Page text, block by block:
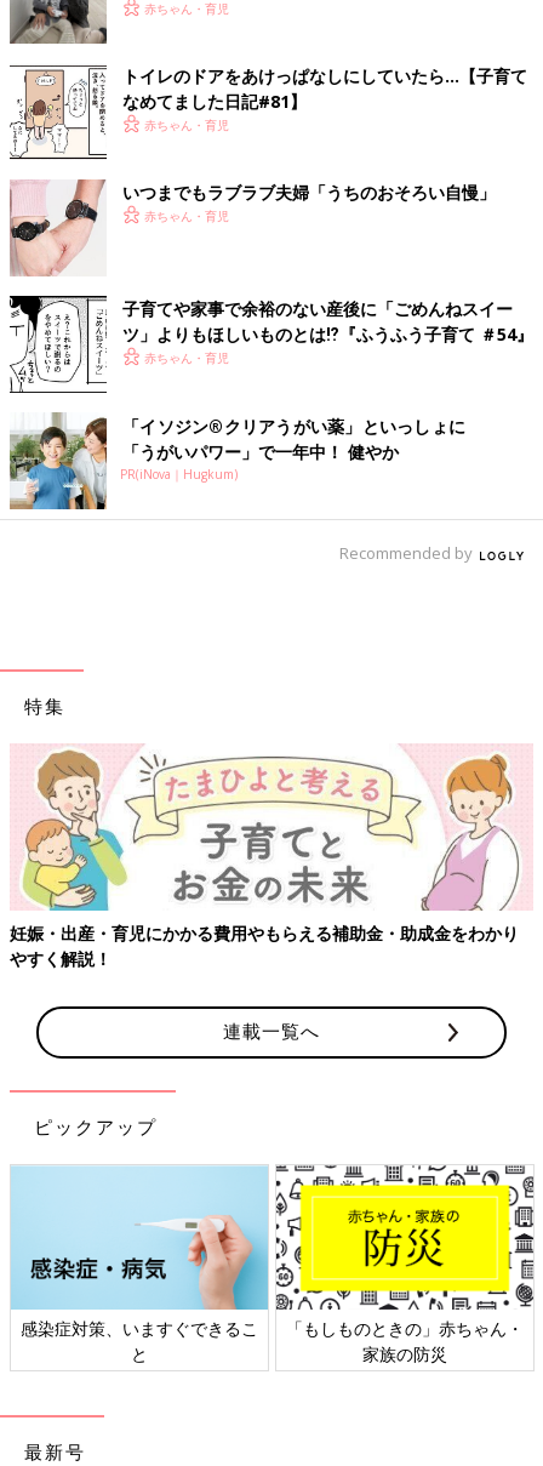
選 赤ちゃん・育児
トイレのドアをあけっぱなしにしていたら…【子育て
なめてました日記#81】
赤ちゃん・育児
いつまでもラブラブ夫婦「うちのおそろい自慢」
赤ちゃん・育児
子育てや家事で余裕のない産後に「ごめんねスイー
ツ」よりもほしいものとは⁉︎『ふうふう子育て ＃54』
赤ちゃん・育児
「イソジン®クリアうがい薬」といっしょに
「うがいパワー」で一年中！ 健やか
PR(iNova｜Hugkum)
Recommended by
特集
妊娠・出産・育児にかかる費用やもらえる補助金・助成金をわかり
やすく解説！
連載一覧へ
ピックアップ
感染症対策、いますぐできるこ
と
「もしものときの」赤ちゃん・
家族の防災
最新号